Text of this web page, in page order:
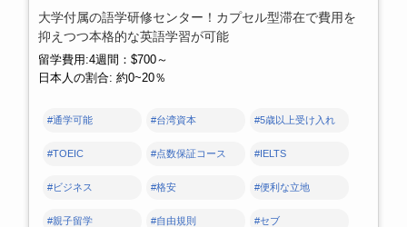
大学付属の語学研修センター！カプセル型滞在で費用を
抑えつつ本格的な英語学習が可能
留学費用:4週間：$700～
日本人の割合: 約0~20％
#通学可能 #台湾資本 #5歳以上受け入れ
#TOEIC #点数保証コース #IELTS
#ビジネス #格安 #便利な立地
#親子留学 #自由規則 #セブ